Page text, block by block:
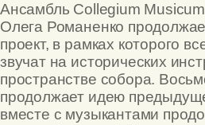
Ансамбль Collegium
Олега Романенко
проект, в рамках которого
звучат на исторических
пространстве собора.
продолжает идею
вместе с музыкантами